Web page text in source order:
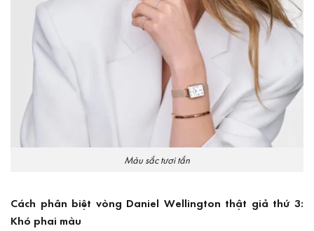
Màu sắc tươi tắn
Cách phân biệt vòng Daniel Wellington thật giả thứ 3:
Khó phai màu